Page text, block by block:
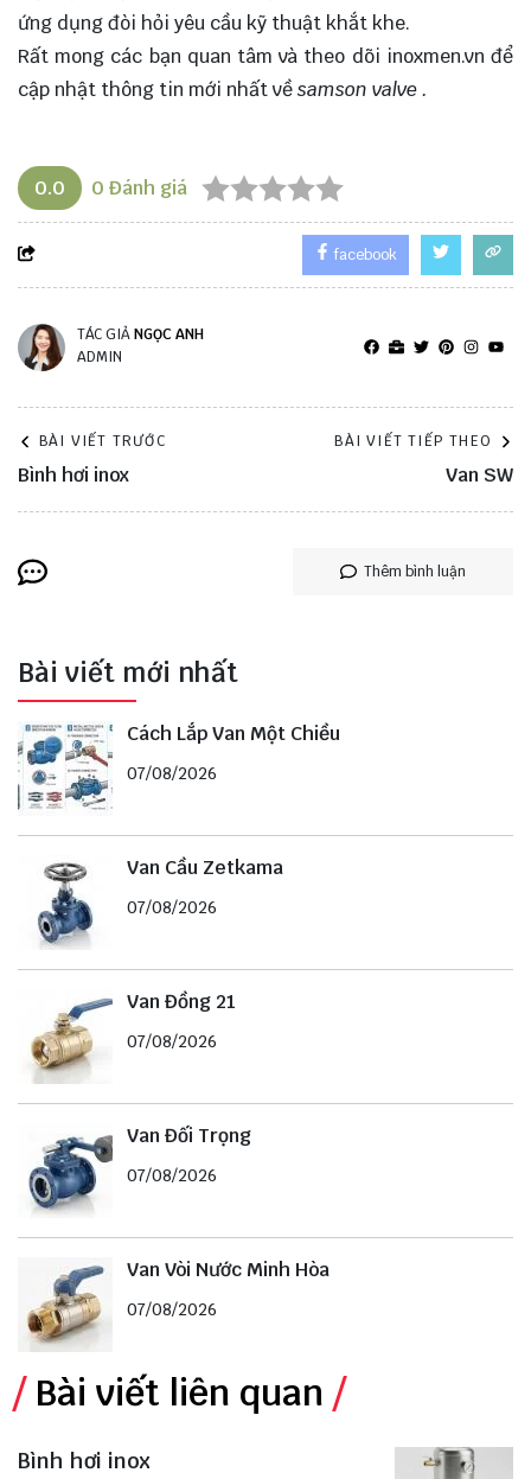
ứng dụng đòi hỏi yêu cầu kỹ thuật khắt khe.
Rất mong các bạn quan tâm và theo dõi inoxmen.vn để
cập nhật thông tin mới nhất vềsamson valve.
0.0 0 Đánh giá
facebook
TÁC GIẢNGỌC ANH
ADMIN
BÀI VIẾT TRƯỚC
Bình hơi inox
BÀI VIẾT TIẾP THEO
Van SW
Thêm bình luận
Bài viết mới nhất
Cách Lắp Van Một Chiều
07/08/2026
Van Cầu Zetkama
07/08/2026
Van Đồng 21
07/08/2026
Van Đối Trọng
07/08/2026
Van Vòi Nước Minh Hòa
07/08/2026
Bài viết liên quan
Bình hơi inox